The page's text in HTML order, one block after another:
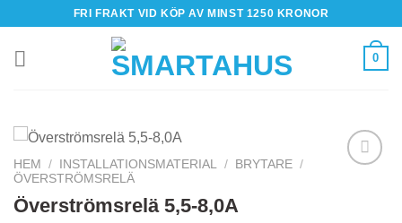
content
FRI FRAKT VID KÖP AV MINST 1250 KRONOR
0
HEM / INSTALLATIONSMATERIAL / BRYTARE /
ÖVERSTRÖMSRELÄ
Överströmsrelä 5,5-8,0A